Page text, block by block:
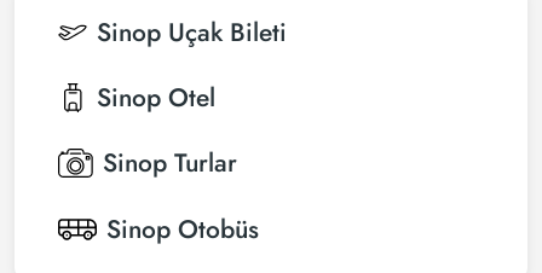
Sinop Uçak Bileti
Sinop Otel
Sinop Turlar
Sinop Otobüs